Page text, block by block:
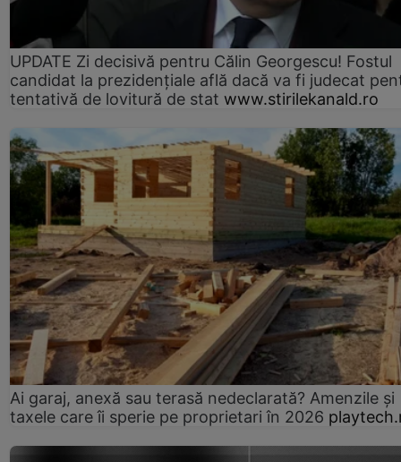
UPDATE Zi decisivă pentru Călin Georgescu! Fostul
candidat la prezidențiale află dacă va fi judecat
tentativă de lovitură de stat www.stirilekanald.ro
Ai garaj, anexă sau terasă nedeclarată? Amenzile și
taxele care îi sperie pe proprietari în 2026